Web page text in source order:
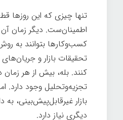
تنها چیزی که این
اطمینان‌ست. دیگر زمان
کسب‌وکارها بتوانند به
تحقیقات بازار و
کنند. بله، بیش از هر زمان
تجزیه‌وتحلیل وجود دارد.
بازار غیرقابل‌پیش‌بینی،
دیگری نیاز دارد.